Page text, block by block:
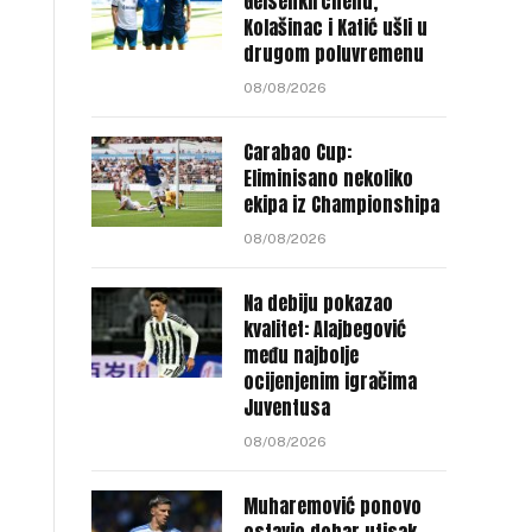
Kolašinac i Katić ušli u
drugom poluvremenu
08/08/2026
Carabao Cup:
Eliminisano nekoliko
ekipa iz Championshipa
08/08/2026
Na debiju pokazao
kvalitet: Alajbegović
među najbolje
ocijenjenim igračima
Juventusa
08/08/2026
Muharemović ponovo